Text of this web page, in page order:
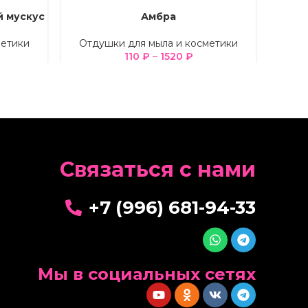
мускус ВЫБЕРИТЕ ПАРАМЕТРЫ
Амбра
Отдушки для мыла и косметики
110 ₽ – 1520 ₽
Cвязаться с нами
+7 (996) 681-94-33
Мы в социальных сетях